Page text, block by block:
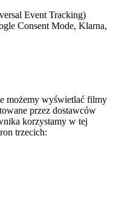
Event Tracking)
Consent Mode, Klarna,
możemy wyświetlać filmy
przez dostawców
korzystamy w tej
trzecich: